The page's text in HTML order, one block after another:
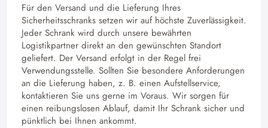
Für den Versand und die Lieferung Ihres
Sicherheitsschranks setzen wir auf höchste Zuverlässigkeit.
Jeder Schrank wird durch unsere bewährten
Logistikpartner direkt an den gewünschten Standort
geliefert. Der Versand erfolgt in der Regel frei
Verwendungsstelle. Sollten Sie besondere Anforderungen
an die Lieferung haben, z. B. einen Aufstellservice,
kontaktieren Sie uns gerne im Voraus. Wir sorgen für
einen reibungslosen Ablauf, damit Ihr Schrank sicher und
pünktlich bei Ihnen ankommt.